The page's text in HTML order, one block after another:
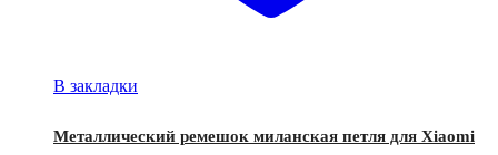
В закладки
Металлический ремешок миланская петля для Xiaomi